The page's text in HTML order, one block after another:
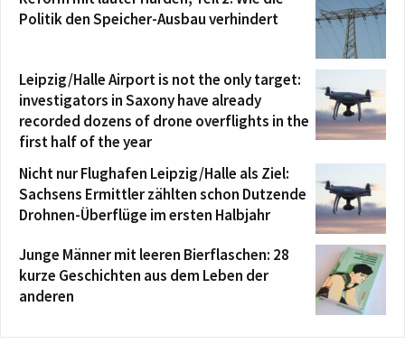
Politik den Speicher-Ausbau verhindert
Leipzig/Halle Airport is not the only target:
investigators in Saxony have already
recorded dozens of drone overflights in the
first half of the year
Nicht nur Flughafen Leipzig/Halle als Ziel:
Sachsens Ermittler zählten schon Dutzende
Drohnen-Überflüge im ersten Halbjahr
Junge Männer mit leeren Bierflaschen: 28
kurze Geschichten aus dem Leben der
anderen